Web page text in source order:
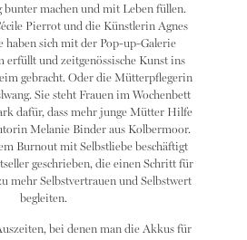
bunter machen und mit Leben füllen.
Pierrot und die Künstlerin Agnes
haben sich mit der Pop-up-Galerie
erfüllt und zeitgenössische Kunst ins
gebracht. Oder die Mütterpflegerin
Sie steht Frauen im Wochenbett
dafür, dass mehr junge Mütter Hilfe
Melanie Binder aus Kolbermoor.
Burnout mit Selbstliebe beschäftigt
geschrieben, die einen Schritt für
mehr Selbstvertrauen und Selbstwert
begleiten.
bei denen man die Akkus für